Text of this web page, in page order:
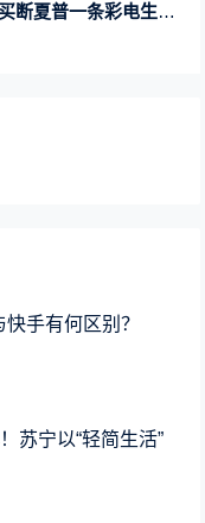
夏普一条彩电生产线
手有何区别？
苏宁以“轻简生活”